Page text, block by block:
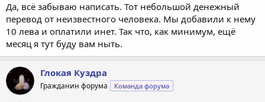
Да, всё забываю написать. Тот небольшой денежный
перевод от неизвестного человека. Мы добавили к нему
10 лева и оплатили инет. Так что, как минимум, ещё
месяц я тут буду вам ныть.
Глокая Куздра
Гражданин форума Команда форума